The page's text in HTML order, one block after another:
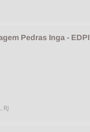
Pedras Inga - EDPI
, RJ